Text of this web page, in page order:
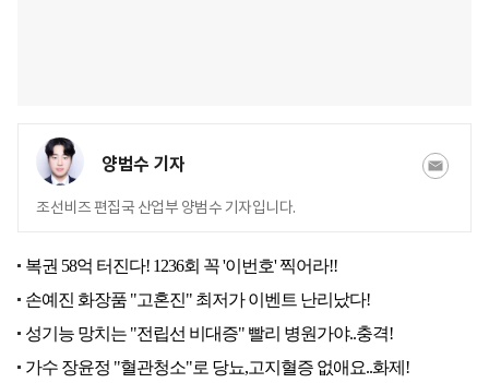
양범수 기자
조선비즈 편집국 산업부 양범수 기자입니다.